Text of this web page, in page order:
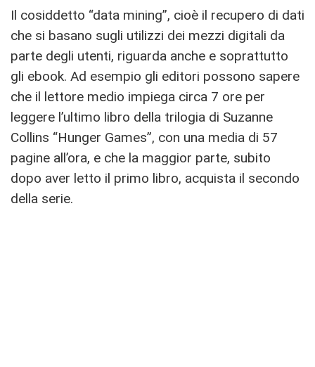
Il cosiddetto “data mining”, cioè il recupero di dati
che si basano sugli utilizzi dei mezzi digitali da
parte degli utenti, riguarda anche e soprattutto
gli ebook. Ad esempio gli editori possono sapere
che il lettore medio impiega circa 7 ore per
leggere l’ultimo libro della trilogia di Suzanne
Collins “Hunger Games”, con una media di 57
pagine all’ora, e che la maggior parte, subito
dopo aver letto il primo libro, acquista il secondo
della serie.